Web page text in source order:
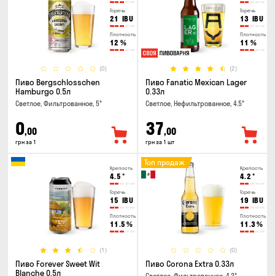
Горечь
21 IBU
Плотность
12 %
(0)
Пиво Bergschlosschen
Hamburgo 0.5л
Светлое, Фильтрованное, 5°
0,00
грн за 1
Горечь
13 IBU
Плотность
11 %
(2)
Пиво Fanatic Mexican Lager
0.33л
Светлое, Нефильтрованное, 4.5°
37,00
грн за 1 шт
Крепость
4.5 °
Горечь
15 IBU
Плотность
11.5 %
(1)
Пиво Forever Sweet Wit
Blanche 0.5л
Крепость
4.2 °
Горечь
19 IBU
Плотность
11.3%
(0)
Топ продаж
Пиво Corona Extra 0.33л